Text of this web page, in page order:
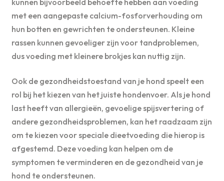
kunnen bijvoorbeeld behoefte hebben aan voeding
met een aangepaste calcium-fosforverhouding om
hun botten en gewrichten te ondersteunen. Kleine
rassen kunnen gevoeliger zijn voor tandproblemen,
dus voeding met kleinere brokjes kan nuttig zijn.
Ook de gezondheidstoestand van je hond speelt een
rol bij het kiezen van het juiste hondenvoer. Als je hond
last heeft van allergieën, gevoelige spijsvertering of
andere gezondheidsproblemen, kan het raadzaam zijn
om te kiezen voor speciale dieetvoeding die hierop is
afgestemd. Deze voeding kan helpen om de
symptomen te verminderen en de gezondheid van je
hond te ondersteunen.